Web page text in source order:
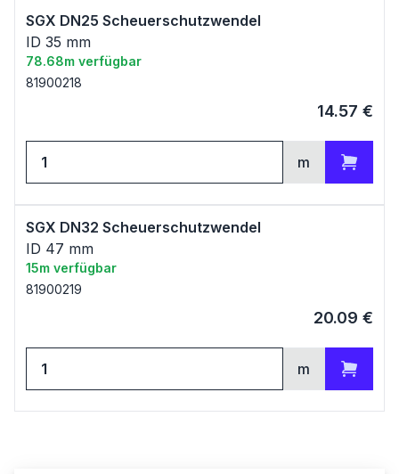
SGX DN25 Scheuerschutzwendel
ID 35 mm
78.68m verfügbar
81900218
14.57 €
m
SGX DN32 Scheuerschutzwendel
ID 47 mm
15m verfügbar
81900219
20.09 €
m